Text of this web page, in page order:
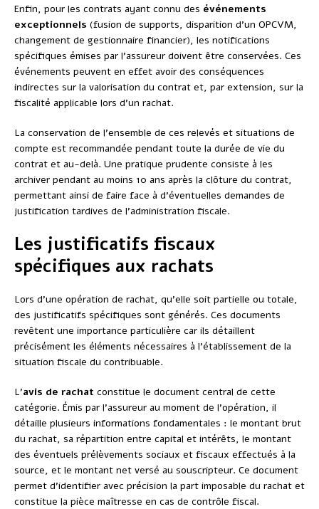
Enfin, pour les contrats ayant connu des événements
exceptionnels (fusion de supports, disparition d’un OPCVM,
changement de gestionnaire financier), les notifications
spécifiques émises par l’assureur doivent être conservées. Ces
événements peuvent en effet avoir des conséquences
indirectes sur la valorisation du contrat et, par extension, sur la
fiscalité applicable lors d’un rachat.
La conservation de l’ensemble de ces relevés et situations de
compte est recommandée pendant toute la durée de vie du
contrat et au-delà. Une pratique prudente consiste à les
archiver pendant au moins 10 ans après la clôture du contrat,
permettant ainsi de faire face à d’éventuelles demandes de
justification tardives de l’administration fiscale.
Les justificatifs fiscaux
spécifiques aux rachats
Lors d’une opération de rachat, qu’elle soit partielle ou totale,
des justificatifs spécifiques sont générés. Ces documents
revêtent une importance particulière car ils détaillent
précisément les éléments nécessaires à l’établissement de la
situation fiscale du contribuable.
L’avis de rachat constitue le document central de cette
catégorie. Émis par l’assureur au moment de l’opération, il
détaille plusieurs informations fondamentales : le montant brut
du rachat, sa répartition entre capital et intérêts, le montant
des éventuels prélèvements sociaux et fiscaux effectués à la
source, et le montant net versé au souscripteur. Ce document
permet d’identifier avec précision la part imposable du rachat et
constitue la pièce maîtresse en cas de contrôle fiscal.